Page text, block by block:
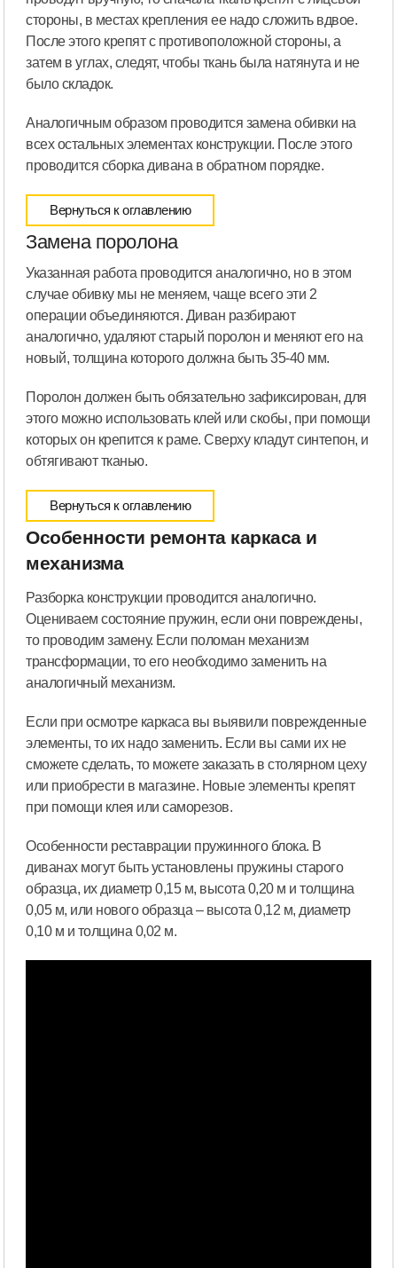
стороны, в местах крепления ее надо сложить вдвое.
После этого крепят с противоположной стороны, а
затем в углах, следят, чтобы ткань была натянута и не
было складок.
Аналогичным образом проводится замена обивки на
всех остальных элементах конструкции. После этого
проводится сборка дивана в обратном порядке.
Вернуться к оглавлению
Замена поролона
Указанная работа проводится аналогично, но в этом
случае обивку мы не меняем, чаще всего эти 2
операции объединяются. Диван разбирают
аналогично, удаляют старый поролон и меняют его на
новый, толщина которого должна быть 35-40 мм.
Поролон должен быть обязательно зафиксирован, для
этого можно использовать клей или скобы, при помощи
которых он крепится к раме. Сверху кладут синтепон, и
обтягивают тканью.
Вернуться к оглавлению
Особенности ремонта каркаса и
механизма
Разборка конструкции проводится аналогично.
Оцениваем состояние пружин, если они повреждены,
то проводим замену. Если поломан механизм
трансформации, то его необходимо заменить на
аналогичный механизм.
Если при осмотре каркаса вы выявили поврежденные
элементы, то их надо заменить. Если вы сами их не
сможете сделать, то можете заказать в столярном цеху
или приобрести в магазине. Новые элементы крепят
при помощи клея или саморезов.
Особенности реставрации пружинного блока. В
диванах могут быть установлены пружины старого
образца, их диаметр 0,15 м, высота 0,20 м и толщина
0,05 м, или нового образца – высота 0,12 м, диаметр
0,10 м и толщина 0,02 м.